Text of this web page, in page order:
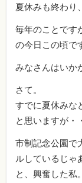
夏休みも終わり
毎年のことです
の今日この頃で
みなさんはいか
さて。
すでに夏休みな
と思いますが・
市制記念公園で
ルしているじゃ
と、興奮した私。